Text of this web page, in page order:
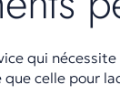
qui
celle pour